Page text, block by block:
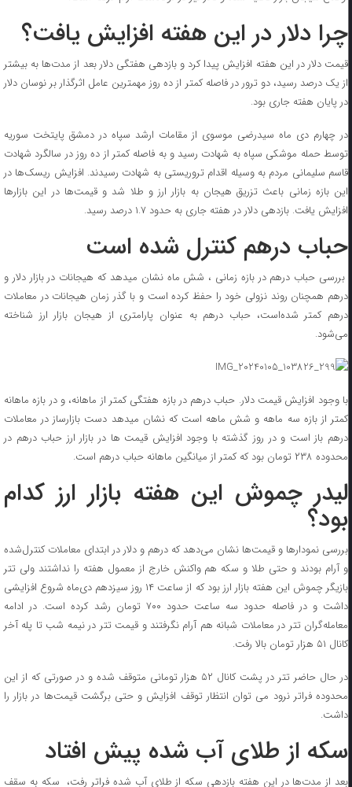
چرا دلار در این هفته افزایش یافت؟
قیمت دلار در این هفته افزایش پیدا کرد و بازدهی هفتگی دلار بعد از مدت‌ها به بیشتر
از یک درصد رسید، دو ترور در فاصله کمتر از ده روز مهمترین عامل اثرگذار بر نوسان دلار
در پایان هفته جاری بود.
در چهارم دی ماه سیدرضی موسوی از مقامات ارشد سپاه در دمشق پایتخت سوریه
توسط حمله موشکی سپاه به شهادت رسید و به فاصله کمتر از ده روز در سالگرد شهادت
قاسم سلیمانی مردم به وسیله اقدام تروریستی به شهادت رسیدند. افزایش ریسک‌ها در
این بازه زمانی باعث تزریق هیجان به بازار ارز و طلا شد و قیمت‌ها در این بازارها
افزایش یافت. بازدهی دلار در هفته جاری به حدود ۱.۷ درصد رسید.
حباب درهم کنترل شده است
بررسی حباب درهم در بازه زمانی ، شش ماه نشان میدهد که هیجانات در بازار دلار و
درهم همچنان روند نزولی خود را حفظ کرده است و با گذر زمان هیجانات در معاملات
درهم کمتر شده‌است، حباب درهم به عنوان پارامتری از هیجان بازار ارز شناخته
می‌شود.
با وجود افزایش قیمت دلار. حباب درهم در بازه هفتگی کمتر از ماهانه، و در بازه ماهانه
کمتر از بازه سه ماهه و شش ماهه است که نشان میدهد دست بازارساز در معاملات
درهم باز است و در روز گذشته با وجود افزایش قیمت ها در بازار ارز حباب درهم در
محدوده ۲۳۸ تومان بود که کمتر از میانگین ماهانه حباب درهم است.
لیدر چموش این هفته بازار ارز کدام
بود؟
بررسی نمودارها و قیمت‌ها نشان می‌دهد که درهم و دلار در ابتدای معاملات کنترل‌شده
و آرام بودند و حتی طلا و سکه هم واکنش خارج از معمول هفته را نداشتند ولی تتر
بازیگر چموش این هفته بازار ارز بود که از ساعت ۱۴ روز سیزدهم دی‌ماه شروع افزایشی
داشت و در فاصله حدود سه ساعت حدود ۷۰۰ تومان رشد کرده است. در ادامه
معامله‌گران تتر در معاملات شبانه هم آرام نگرفتند و قیمت تتر در نیمه شب تا پله آخر
کانال ۵۱ هزار تومان بالا رفت.
در حال حاضر تتر در پشت کانال ۵۲ هزار تومانی متوقف شده و در صورتی که از این
محدوده فراتر نرود می توان انتظار توقف افزایش و حتی برگشت قیمت‌ها در بازار را
داشت.
سکه از طلای آب شده پیش افتاد
بعد از مدت‌ها در این هفته بازدهی سکه از طلای آب شده فراتر رفت، سکه به سقف